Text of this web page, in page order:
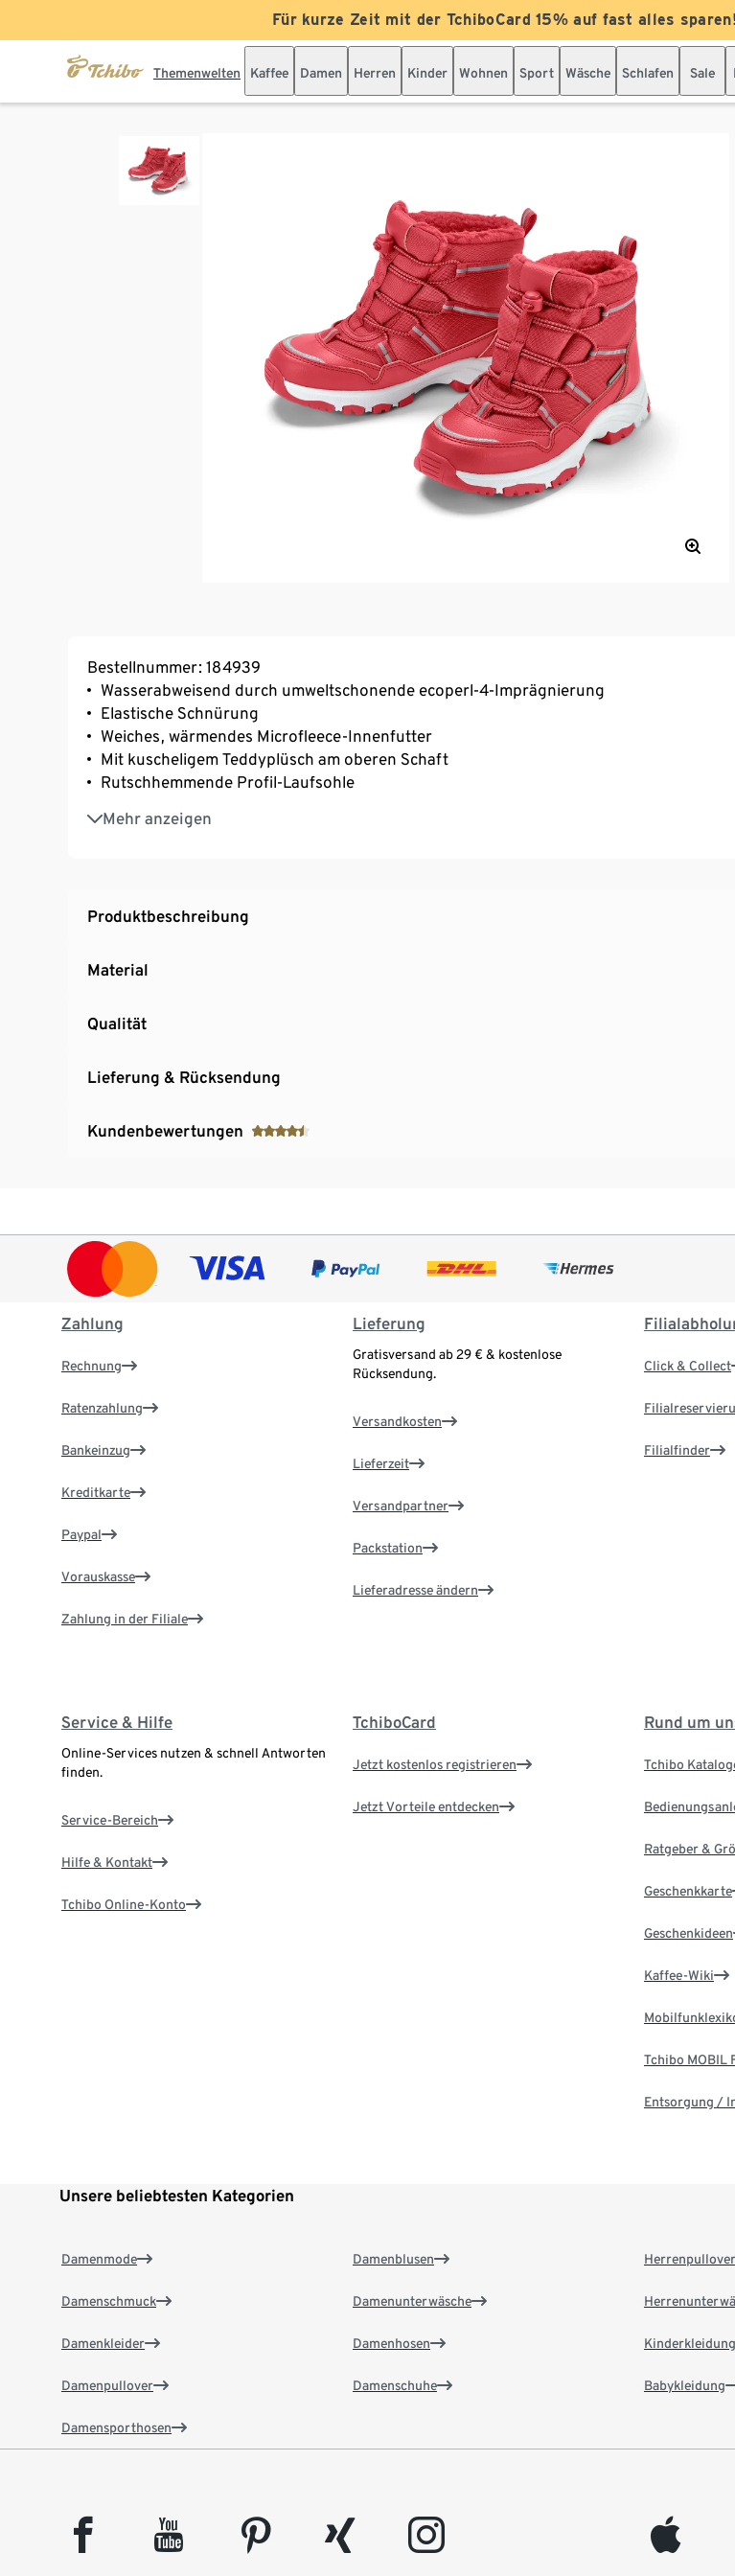
Für kurze Zeit mit der TchiboCard 15% auf fast alles
Themenwelten Kaffee Damen Herren Kinder Wohnen Sport Wäsche Schlafen Sale
Bestellnummer: 184939
Wasserabweisend durch umweltschonende ecoperl-4-Imprägnierung
Elastische Schnürung
Weiches, wärmendes Microfleece-Innenfutter
Mit kuscheligem Teddyplüsch am oberen Schaft
Rutschhemmende Profil-Laufsohle
Mehr anzeigen
Zusätzlich schmutz- und wasserabweisend durch eingearbeitete Membran
Herausnehmbare Decksohle und zusätzliche Einlegesohle zum Größenausgleich
Produktbeschreibung
Material
Qualität
Lieferung & Rücksendung
Kundenbewertungen
Zahlung
Rechnung
Ratenzahlung
Bankeinzug
Kreditkarte
Paypal
Vorauskasse
Zahlung in der Filiale
Lieferung
Gratisversand ab 29 € & kostenlose
Rücksendung.
Versandkosten
Lieferzeit
Versandpartner
Packstation
Lieferadresse ändern
Click & Collect
Filialfinder
Service & Hilfe
Online-Services nutzen & schnell Antworten
finden.
Service-Bereich
Hilfe & Kontakt
Tchibo Online-Konto
TchiboCard
Jetzt kostenlos registrieren
Jetzt Vorteile entdecken
Rund um
Tchibo
Ratgeber &
Geschenkkarte
Geschenkideen
Kaffee-Wiki
Tchibo MOBIL
Entsorgung /
Unsere beliebtesten Kategorien
Damenmode
Damenschmuck
Damenkleider
Damenpullover
Damensporthosen
Damenblusen
Damenunterwäsche
Damenhosen
Damenschuhe
Herrenpullover
Kinderkleidung
Babykleidung
facebook youtube pinterest xing instagram appleinc